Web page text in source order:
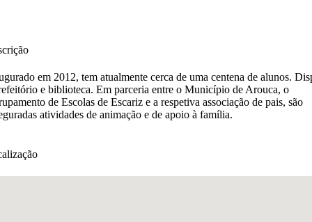
em 2012, tem atualmente cerca de uma centena de alunos.
e biblioteca. Em parceria entre o Município de Arouca, o
de Escolas de Escariz e a respetiva associação de pais, são
atividades de animação e de apoio à família.